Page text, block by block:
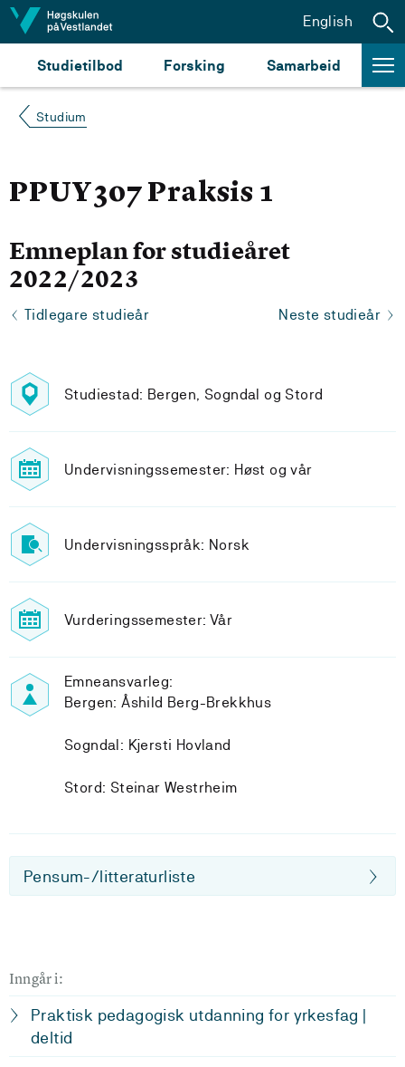
Hopp til innhald
Studietilbod Forsking Samarbeid
English
Studium
PPUY307 Praksis 1
Emneplan for studieåret
2022/2023
Tidlegare studieår Neste studieår
Studiestad: Bergen, Sogndal og Stord
Undervisningssemester: Høst og vår
Undervisningsspråk: Norsk
Vurderingssemester: Vår
Emneansvarleg:
Bergen: Åshild Berg-Brekkhus
Sogndal: Kjersti Hovland
Stord: Steinar Westrheim
Pensum-/litteraturliste
Inngår i:
Praktisk pedagogisk utdanning for yrkesfag |
deltid